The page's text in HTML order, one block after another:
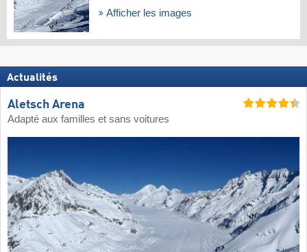
Afficher les images
Actualités
Aletsch Arena
Adapté aux familles et sans voitures